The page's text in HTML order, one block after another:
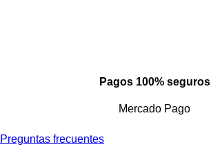
Pagos 100% seguros
Mercado Pago
Preguntas frecuentes